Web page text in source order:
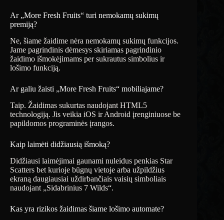
Ar „More Fresh Fruits“ turi nemokamų sukimų
premiją?
Ne, šiame žaidime nėra nemokamų sukimų funkcijos.
Jame pagrindinis dėmesys skiriamas pagrindinio
žaidimo išmokėjimams per sukrautus simbolius ir
lošimo funkciją.
Ar galiu žaisti „More Fresh Fruits“ mobiliajame?
Taip. Žaidimas sukurtas naudojant HTML5
technologiją. Jis veikia iOS ir Android įrenginiuose be
papildomos programinės įrangos.
Kaip laimėti didžiausią išmoką?
Didžiausi laimėjimai gaunami nuleidus penkias Star
Scatters bet kurioje būgnų vietoje arba užpildžius
ekraną daugiausiai uždirbančiais vaisių simboliais
naudojant „Sidabrinius 7 Wilds“.
Kas yra rizikos žaidimas šiame lošimo automate?